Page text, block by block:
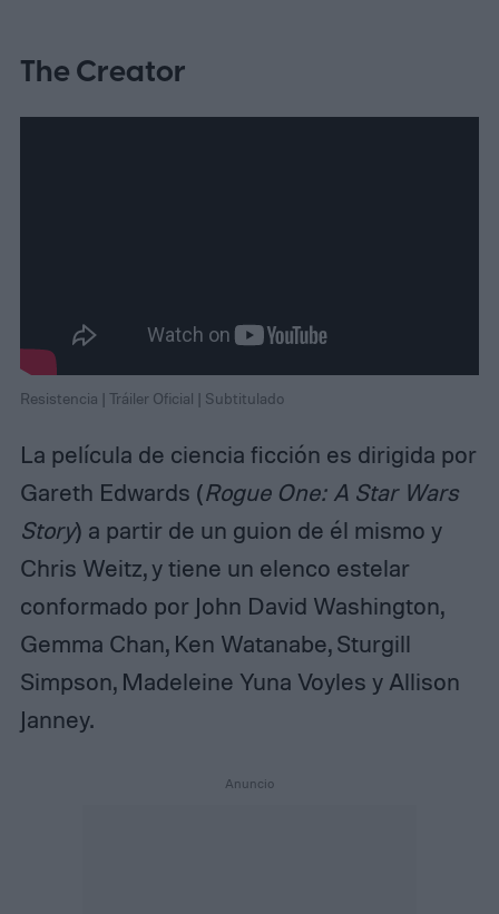
The Creator
Resistencia | Tráiler Oficial | Subtitulado
La película de ciencia ficción es dirigida por
Gareth Edwards (Rogue One: A Star Wars
Story) a partir de un guion de él mismo y
Chris Weitz, y tiene un elenco estelar
conformado por John David Washington,
Gemma Chan, Ken Watanabe, Sturgill
Simpson, Madeleine Yuna Voyles y Allison
Janney.